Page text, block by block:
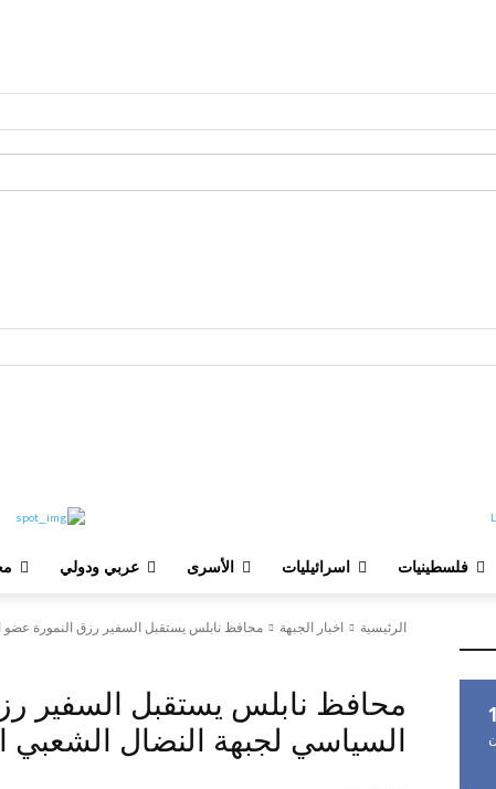
فلسطينيات اسرائيليات الأسرى عربي ودولي
الرئيسية اخبار الجبهة محافظ نابلس يستقبل السفير رزق النمورة
محافظ نابلس يستقبل السفير
السياسي لجبهة النضال الشعبي